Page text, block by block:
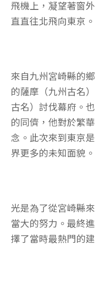
飛機上，凝望著窗
直直往北飛向東京。
來自九州宮崎縣的
的薩摩（九州古名
古名）討伐幕府。
的同儕，他對於繁
念。此次來到東京
界更多的未知面貌。
光是為了從宮崎縣
當大的努力。最終
擇了當時最熱門的